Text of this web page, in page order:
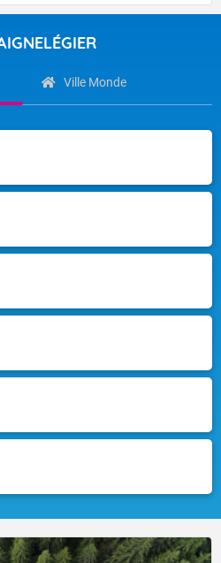
Ville Monde